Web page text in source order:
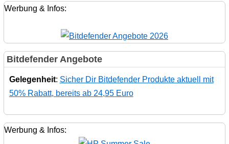
Werbung & Infos:
Bitdefender Angebote
Gelegenheit: Sicher Dir Bitdefender Produkte aktuell mit
50% Rabatt, bereits ab 24,95 Euro
Werbung & Infos: